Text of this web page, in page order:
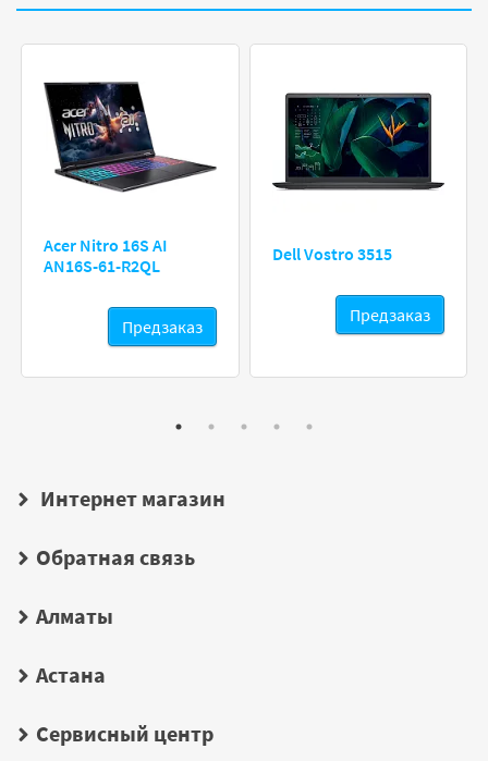
Acer Nitro 16S AI
AN16S-61-R2QL
Предзаказ
Dell Vostro 3515
Предзаказ
Интернет магазин
Обратная связь
Алматы
Астана
Сервисный центр